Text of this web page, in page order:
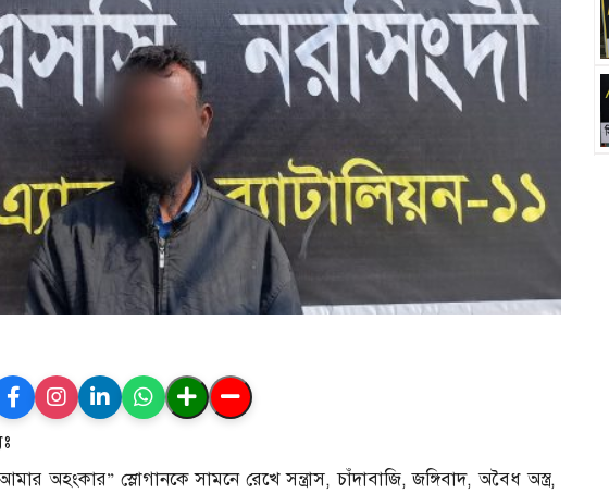
অহংকার” স্লোগানকে সামনে রেখে সন্ত্রাস, চাঁদাবাজি, জঙ্গিবাদ, অবৈধ অস্ত্র,